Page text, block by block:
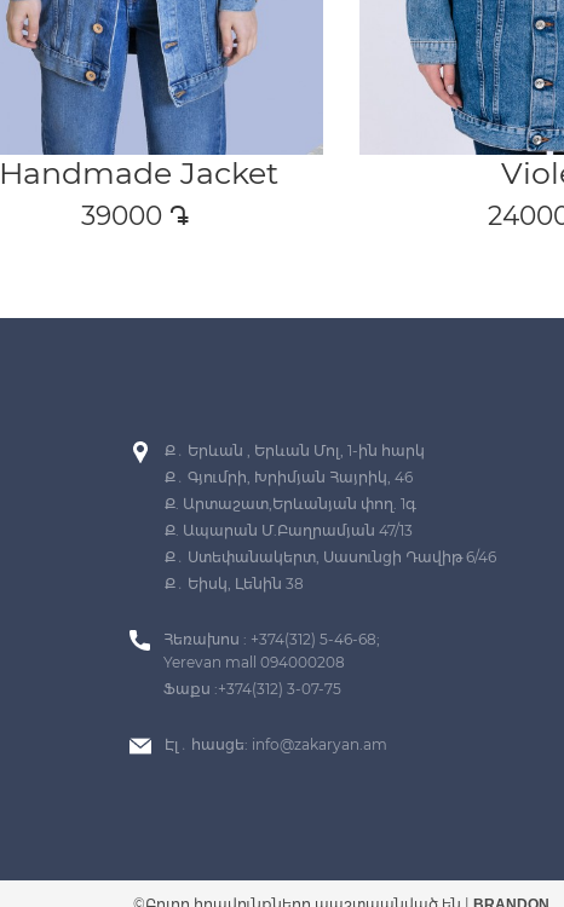
Handmade Jacket
39000 դր․
Ք․ Երևան , Երևան Մոլ, 1-ին հարկ
Ք․ Գյումրի, Խրիմյան Հայրիկ, 46
Ք. Արտաշատ,Երևանյան փող. 1գ
Ք. Ապարան Մ.Բաղրամյան 47/13
Ք․ Ստեփանակերտ, Սասունցի Դավիթ 6/46
Ք․ Եիսկ, Լենին 38
Հեռախոս : +374(312) 5-46-68;
Yerevan mall 094000208
Ֆաքս :+374(312) 3-07-75
Էլ․ հասցե: info@zakaryan.am